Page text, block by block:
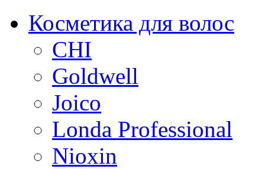
Косметика для волос
CHI
Goldwell
Joico
Londa Professional
Nioxin